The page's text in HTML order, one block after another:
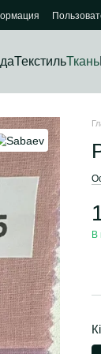
ТекстильТкань
В